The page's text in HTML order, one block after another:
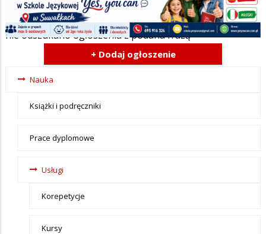
Szukana fraza w ogłoszeniach
nie odszukano ogłoszenia z podana frazą
+ Dodaj ogłoszenie
Ogłoszenia
menu-
Nauka
Książki i podręczniki
Prace dyplomowe
Usługi
Korepetycje
Kursy